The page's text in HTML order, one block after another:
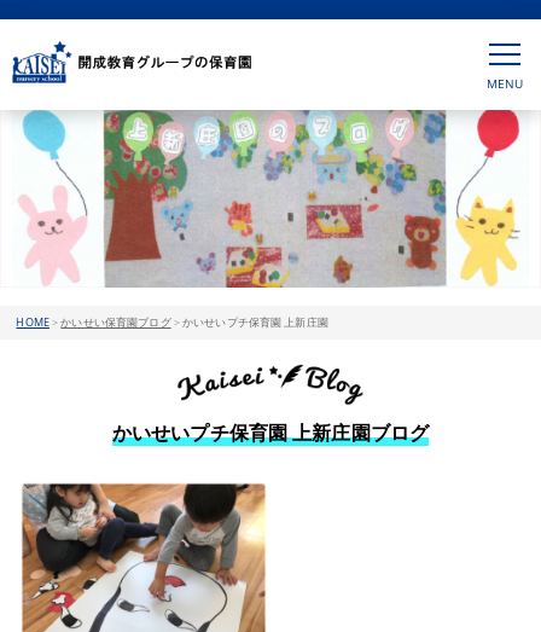
HOME>かいせい保育園ブログ>かいせいプチ保育園 上新庄園
かいせいプチ保育園 上新庄園ブログ